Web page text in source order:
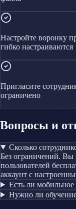
Настройте воронку
гибко настраиваются
Пригласите
ограничено
Вопросы и
Сколько
Без ограничений. Вы
пользователей
аккаунт с
Есть ли
Нужно ли